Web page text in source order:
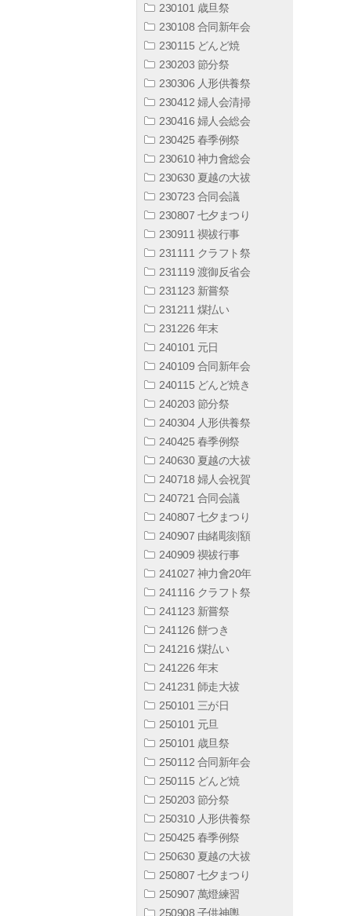
230101 歳旦祭
230108 合同新年会
230115 どんど焼
230203 節分祭
230306 人形供養祭
230412 婦人会清掃
230416 婦人会総会
230425 春季例祭
230610 神力會総会
230630 夏越の大祓
230723 合同会議
230807 七夕まつり
230911 禊祓行事
231111 クラフト祭
231119 渡御反省会
231123 新嘗祭
231211 煤払い
231226 年末
240101 元日
240109 合同新年会
240115 どんど焼き
240203 節分祭
240304 人形供養祭
240425 春季例祭
240630 夏越の大祓
240718 婦人会祝賀
240721 合同会議
240807 七夕まつり
240907 由緒彫刻額
240909 禊祓行事
241027 神力會20年
241116 クラフト祭
241123 新嘗祭
241126 餅つき
241216 煤払い
241226 年末
241231 師走大祓
250101 三が日
250101 元旦
250101 歳旦祭
250112 合同新年会
250115 どんど焼
250203 節分祭
250310 人形供養祭
250425 春季例祭
250630 夏越の大祓
250807 七夕まつり
250907 萬燈練習
250908 子供神輿